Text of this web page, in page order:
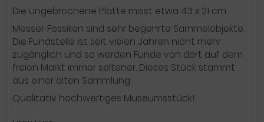
Die ungebrochene Platte misst etwa 43 x 21 cm
Messel-Fossilien sind sehr begehrte Sammelobjekte.
Die Fundstelle ist seit vielen Jahren nicht mehr
zugänglich und so werden Funde von dort auf dem
freien Markt immer seltener. Dieses Stück stammt
aus einer alten Sammlung.
Qualitativ hochwertiges Museumsstück!